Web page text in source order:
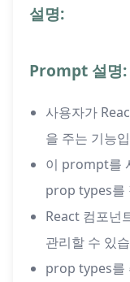
설명:
Prompt 설명:
사용자가
을 주는 기능
이 prompt를
prop types를
React 컴포넌
관리할 수 있
prop types를